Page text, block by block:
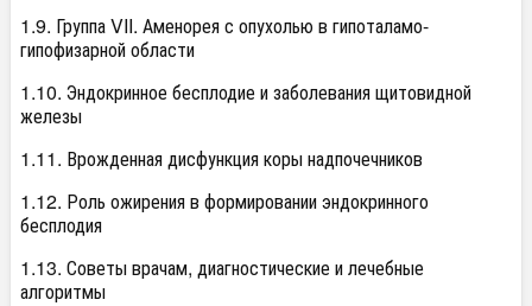
1.9. Группа VII. Аменорея с опухолью в гипоталамо-
гипофизарной области
1.10. Эндокринное бесплодие и заболевания щитовидной
железы
1.11. Врожденная дисфункция коры надпочечников
1.12. Роль ожирения в формировании эндокринного
бесплодия
1.13. Советы врачам, диагностические и лечебные
алгоритмы